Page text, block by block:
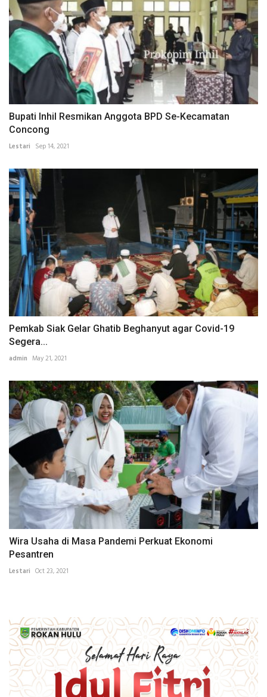
Bupati Inhil Resmikan Anggota BPD Se-Kecamatan
Concong
Lestari Sep 14, 2021
Pemkab Siak Gelar Ghatib Beghanyut agar Covid-19
Segera...
admin May 21, 2021
Wira Usaha di Masa Pandemi Perkuat Ekonomi
Pesantren
Lestari Oct 23, 2021